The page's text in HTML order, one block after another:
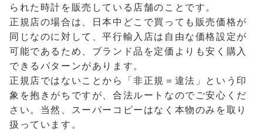
られた時計を販売している店舗のことです。
正規店の場合は、日本中どこで買っても販売価格が
同じなのに対して、平行輸入店は自由な価格設定が
可能であるため、ブランド品を定価よりも安く購入
できるパターンがあります。
正規店ではないことから「非正規＝違法」という印
象を抱きがちですが、合法ルートなのでご安心くだ
さい。当然、スーパーコピーはなく本物のみを取り
扱っています。